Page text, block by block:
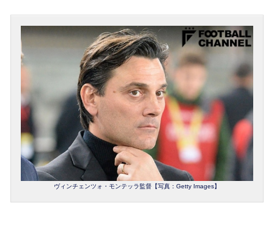
ヴィンチェンツォ・モンテッラ監督【写真：Getty Images】